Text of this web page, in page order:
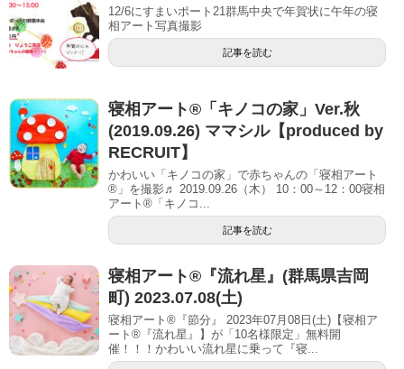
12/6にすまいポート21群馬中央で年賀状に午年の寝
相アート写真撮影
記事を読む
寝相アート®「キノコの家」Ver.秋
(2019.09.26) ママシル【produced by
RECRUIT】
かわいい「キノコの家」で赤ちゃんの「寝相アート
®」を撮影♬ 2019.09.26（木） 10：00～12：00寝相
アート®「キノコ...
記事を読む
寝相アート®︎『流れ星』(群馬県吉岡
町) 2023.07.08(土)
寝相アート®『節分』 2023年07月08日(土)【寝相ア
ート®︎『流れ星』】が「10名様限定」無料開
催！！！かわいい流れ星に乗って『寝...